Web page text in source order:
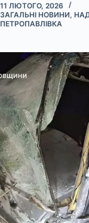
11 ЛЮТОГО, 2026
ЗАГАЛЬНІ НОВИНИ,
ПЕТРОПАВЛІВКА